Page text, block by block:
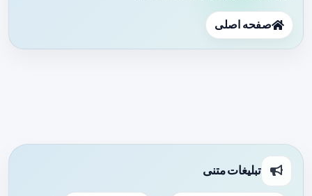
صفحه اصلی
تبلیغات متنی